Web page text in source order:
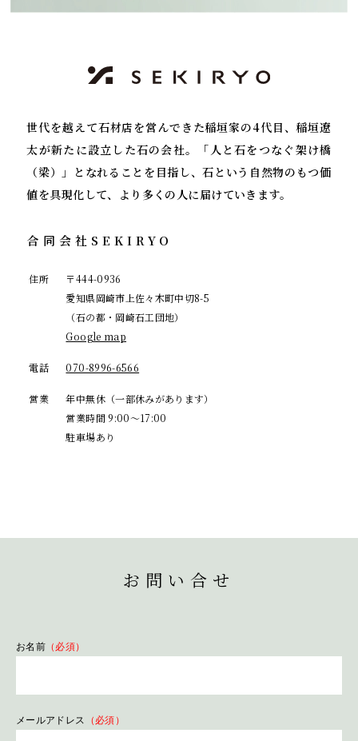
合同会社SEKIRYO
世代を越えて石材店を営んできた稲垣家の4代目、稲垣遼
太が新たに設立した石の会社。
「人と石をつなぐ架け橋
（梁）」となれることを目指し、石という自然物のもつ価
値を具現化して、
より多くの人に届けていきます。
住所
〒444-0936
愛知県岡崎市上佐々木町中切8-5
（石の都・岡崎石工団地）
Google map
電話 070-8996-6566
営業
年中無休（一部休みがあります）
営業時間 9:00～17:00
駐車場あり
お問い合せ
お名前 （必須）
メールアドレス （必須）